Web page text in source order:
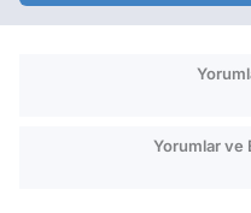
Yorumlar ve